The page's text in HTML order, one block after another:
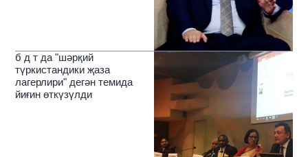
б д т да "шәрқий
түркистандики җаза
лагерлири" дегән темида
йиғин өткүзүлди